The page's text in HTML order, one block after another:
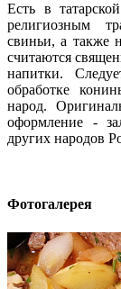
Есть в
религиозным
свиньи, а также
считаются
напитки.
обработке
народ.
оформление -
других народов
Фотогалерея